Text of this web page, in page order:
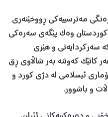
مەترسییەکی ڕووخێنەری
کوردستان وەک پێگەی سەرەکی
سەرکردایەتی و هێزی
کاتێک کەوتنە بەر شاڵاوی ڕق
ئیسلامی له دژی کورد و
و باشوور.